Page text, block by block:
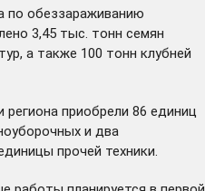
по обеззараживанию
3,45 тыс. тонн семян
а также 100 тонн клубней
региона приобрели 86 единиц
и два
прочей техники.